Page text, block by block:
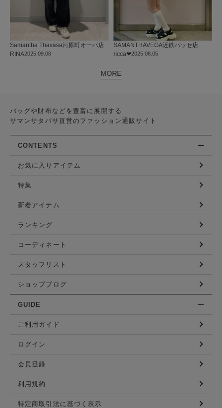
2025.09.08
Samantha Thavasa河原町オーパ店
RINA
2025.08.05
SAMANTHAVEGA近鉄パッセ店
ricca❤︎
MORE
バッグや財布などを豊富に展開する
サマンサタバサ直営のファッション通販サイト
CONTENTS
お気に入りアイテム
特集
新着アイテム
ランキング
コーディネート
スタッフリスト
ショップブログ
GUIDE
ご利用ガイド
ログイン
会員登録
利用規約
特定商取引法に基づく表示